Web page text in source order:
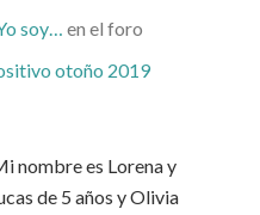
soy… en el foro
otoño 2019
nombre es Lorena y
de 5 años y Olivia